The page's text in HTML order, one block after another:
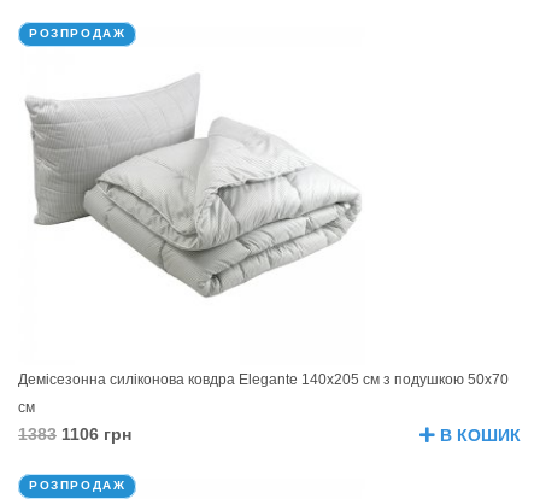
РОЗПРОДАЖ
Демісезонна силіконова ковдра Elegante 140х205 см з подушкою 50х70
см
1383 1106 грн В КОШИК
РОЗПРОДАЖ